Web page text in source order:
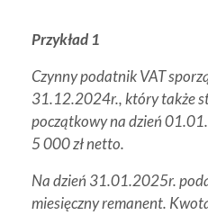
Przykład 1
Czynny podatnik VAT
31.12.2024r., który także
początkowy na dzień
5 000 zł netto.
Na dzień 31.01.2025r.
miesięczny remanent.